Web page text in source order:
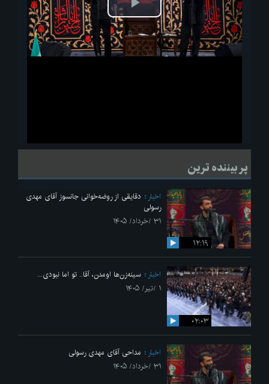
پخش
ویدیو
لحظاتی از قرائت زیارت اربعین امام حسین(ع) در مراسم عزاداری هیئات
پر بیننده ترین
۱۲:۱۹
اخبار
دقایقی از روضه‌خوانی جانسوز آقای مهدی
رسولی
۳۱ /خرداد/ ۱۴۰۵
۰۲:۰۳
اخبار
سینه‌زن‌ها اومدن،‌ آقا.. تو اما نبودی...
۱ /تیر/ ۱۴۰۵
اخبار
مداحی آقای مهدی رسولی
۳۱ /خرداد/ ۱۴۰۵